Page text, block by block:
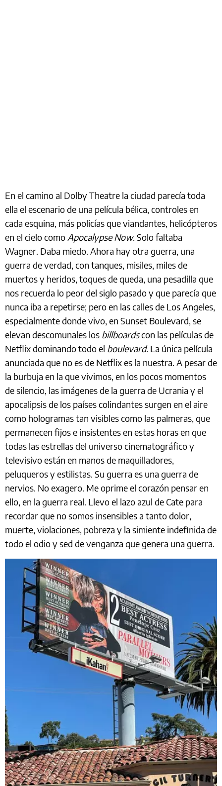
En el camino al Dolby Theatre la ciudad parecía toda
ella el escenario de una película bélica, controles en
cada esquina, más policías que viandantes, helicópteros
en el cielo como Apocalypse Now. Solo faltaba
Wagner. Daba miedo. Ahora hay otra guerra, una
guerra de verdad, con tanques, misiles, miles de
muertos y heridos, toques de queda, una pesadilla que
nos recuerda lo peor del siglo pasado y que parecía que
nunca iba a repetirse; pero en las calles de Los Angeles,
especialmente donde vivo, en Sunset Boulevard, se
elevan descomunales los billboardscon las películas de
Netflix dominando todo el boulevard. La única película
anunciada que no es de Netflix es la nuestra. A pesar de
la burbuja en la que vivimos, en los pocos momentos
de silencio, las imágenes de la guerra de Ucrania y el
apocalipsis de los países colindantes surgen en el aire
como hologramas tan visibles como las palmeras, que
permanecen fijos e insistentes en estas horas en que
todas las estrellas del universo cinematográfico y
televisivo están en manos de maquilladores,
peluqueros y estilistas. Su guerra es una guerra de
nervios. No exagero. Me oprime el corazón pensar en
ello, en la guerra real. Llevo el lazo azul de Cate para
recordar que no somos insensibles a tanto dolor,
muerte, violaciones, pobreza y la simiente indefinida de
todo el odio y sed de venganza que genera una guerra.